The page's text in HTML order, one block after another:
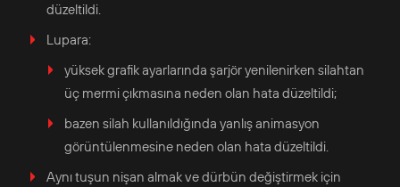
düzeltildi.
Lupara:
yüksek grafik ayarlarında şarjör yenilenirken silahtan
üç mermi çıkmasına neden olan hata düzeltildi;
bazen silah kullanıldığında yanlış animasyon
görüntülenmesine neden olan hata düzeltildi.
Aynı tuşun nişan almak ve dürbün değiştirmek için